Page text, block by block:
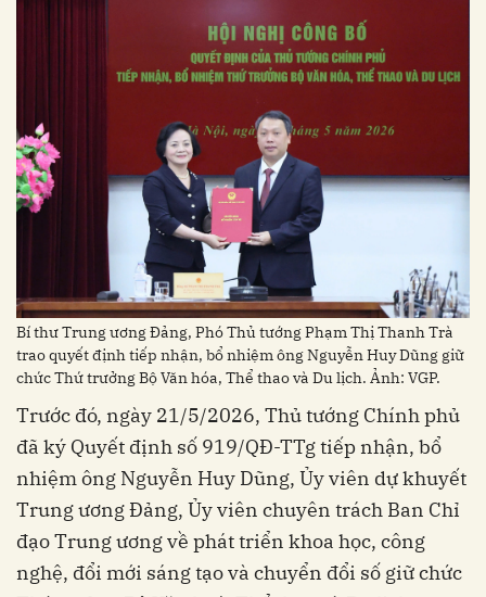
Bí thư Trung ương Đảng, Phó Thủ tướng Phạm Thị Thanh Trà
trao quyết định tiếp nhận, bổ nhiệm ông Nguyễn Huy Dũng giữ
chức Thứ trưởng Bộ Văn hóa, Thể thao và Du lịch. Ảnh: VGP.
Trước đó, ngày 21/5/2026, Thủ tướng Chính phủ
đã ký Quyết định số 919/QĐ-TTg tiếp nhận, bổ
nhiệm ông Nguyễn Huy Dũng, Ủy viên dự khuyết
Trung ương Đảng, Ủy viên chuyên trách Ban Chỉ
đạo Trung ương về phát triển khoa học, công
nghệ, đổi mới sáng tạo và chuyển đổi số giữ chức